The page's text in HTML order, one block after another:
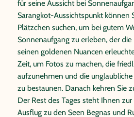
für seine Aussicht bei
Sarangkot-Aussichtspunkt können
Plätzchen suchen, um bei gutem
Sonnenaufgang zu erleben, der
seinen goldenen Nuancen
Zeit, um Fotos zu machen, die
aufzunehmen und die
zu bestaunen. Danach kehren Sie
Der Rest des Tages steht Ihnen
Ausflug zu den Seen Begnas und